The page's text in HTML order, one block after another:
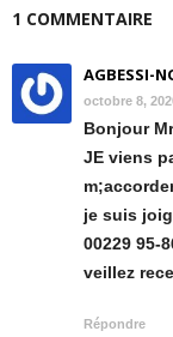
1 COMMENTAIRE
AGBESSI-
octobre 8,
Bonjour
JE viens
je suis
00229 95-
veillez
Répondre